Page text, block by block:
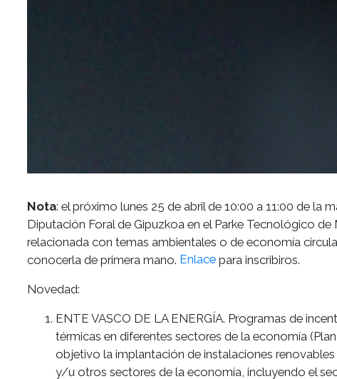
Nota: el próximo lunes 25 de abril de 10:00 a 11:00 de la
Diputación Foral de Gipuzkoa en el Parke Tecnológico
relacionada con temas ambientales o de economía
conocerla de primera mano. Enlacepara inscribiros.
Novedad:
ENTE VASCO DE LA ENERGÍA. Programas de
térmicas en diferentes sectores de la economía
objetivo la implantación de instalaciones
y/u otros sectores de la economía, incluyendo el